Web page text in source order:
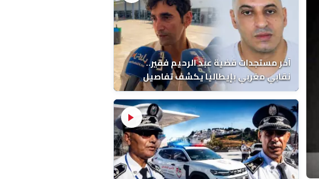
آخر مستجدات قضية عبد الرحيم فقير..
نقابي مغربي بإيطاليا يكشف تفاصيل
الوفاة ونتائج التشريح